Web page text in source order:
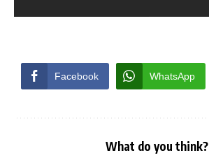
Facebook WhatsApp
What do you think?